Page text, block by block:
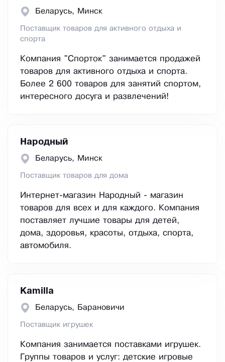
Беларусь, Минск
Поставщик товаров для активного отдыха и
спорта
Компания "Спорток" занимается продажей
товаров для активного отдыха и спорта.
Более 2 600 товаров для занятий спортом,
интересного досуга и развлечений!
Народный
Беларусь, Минск
Поставщик товаров для дома
Интернет-магазин Народный - магазин
товаров для всех и для каждого. Компания
поставляет лучшие товары для детей,
дома, здоровья, красоты, отдыха, спорта,
автомобиля.
Kamilla
Беларусь, Барановичи
Поставщик игрушек
Компания занимается поставками игрушек.
Группы товаров и услуг: детские игровые